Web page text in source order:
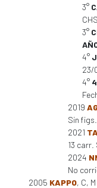
3°
CHS
3°
4°
23/
4°
2019
Sin
2021
13 carr.
2024
No
2005 KAPPO, C,